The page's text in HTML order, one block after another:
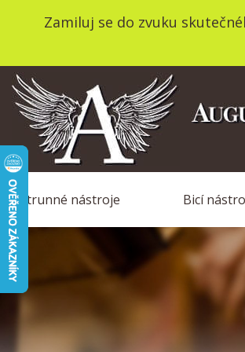
Zamiluj se do zvuku
Strunné nástroje Bicí